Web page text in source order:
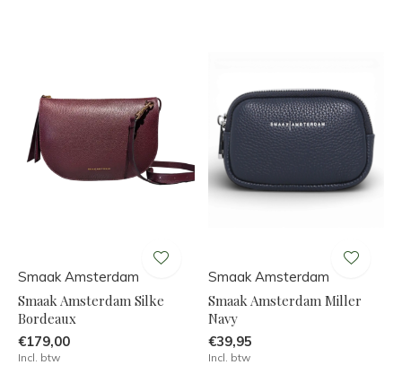
Smaak Amsterdam
Smaak Amsterdam Silke
Bordeaux
€179,00
Incl. btw
Smaak Amsterdam
Smaak Amsterdam Miller
Navy
€39,95
Incl. btw